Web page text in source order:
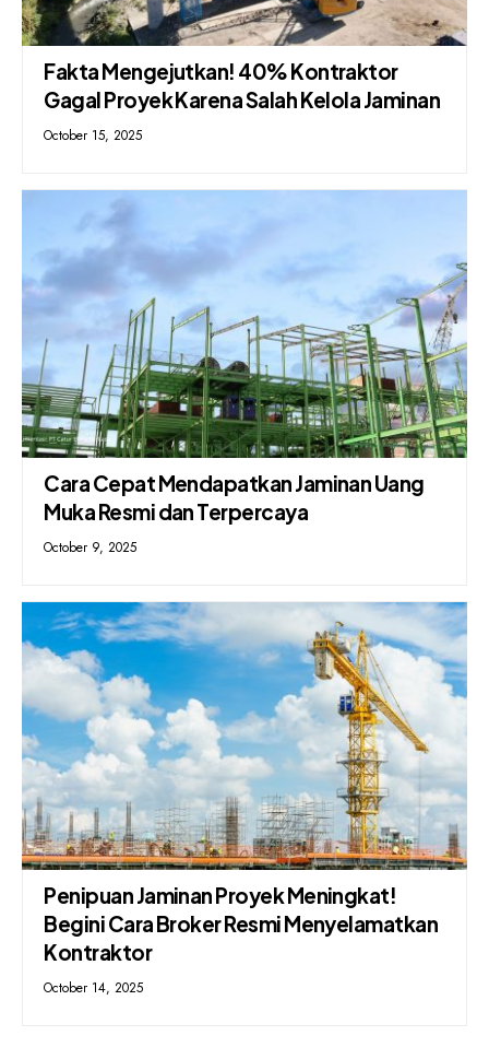
Fakta Mengejutkan! 40% Kontraktor
Gagal Proyek Karena Salah Kelola Jaminan
October 15, 2025
Cara Cepat Mendapatkan Jaminan Uang
Muka Resmi dan Terpercaya
October 9, 2025
Penipuan Jaminan Proyek Meningkat!
Begini Cara Broker Resmi Menyelamatkan
Kontraktor
October 14, 2025